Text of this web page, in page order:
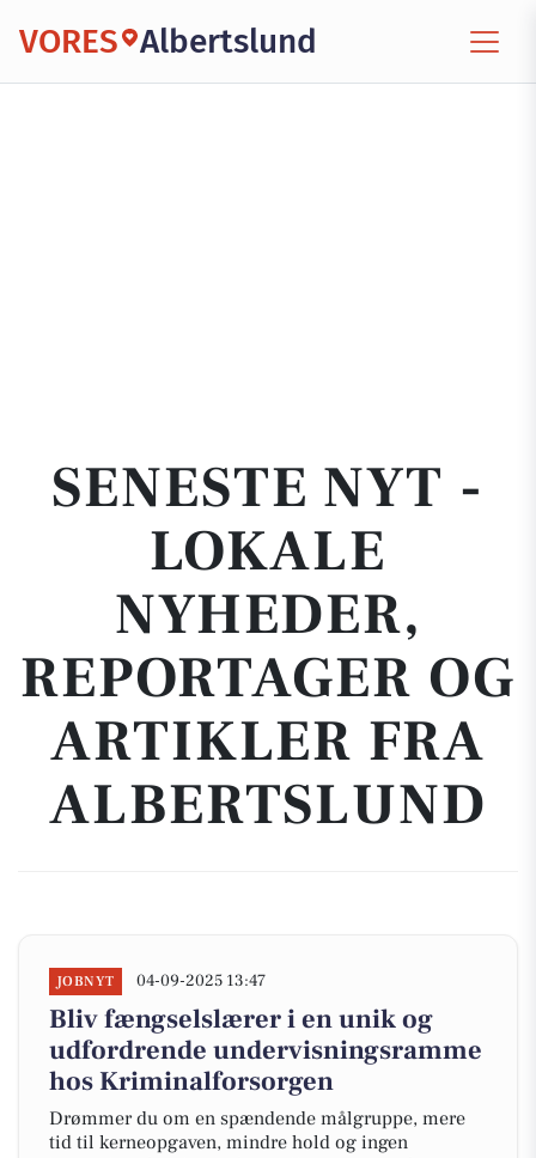
VORES Albertslund
SENESTE NYT -
LOKALE
NYHEDER,
REPORTAGER OG
ARTIKLER FRA
ALBERTSLUND
JOBNYT 04-09-2025 13:47
Bliv fængselslærer i en unik og
udfordrende undervisningsramme
hos Kriminalforsorgen
Drømmer du om en spændende målgruppe, mere
tid til kerneopgaven, mindre hold og ingen